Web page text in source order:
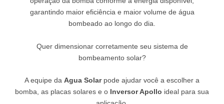
garantindo maior eficiência e maior volume de água
bombeado ao longo do dia.
Quer dimensionar corretamente seu sistema de
bombeamento solar?
A equipe da Agua Solarpode ajudar você a escolher a
bomba, as placas solares e o Inversor Apollo ideal para sua